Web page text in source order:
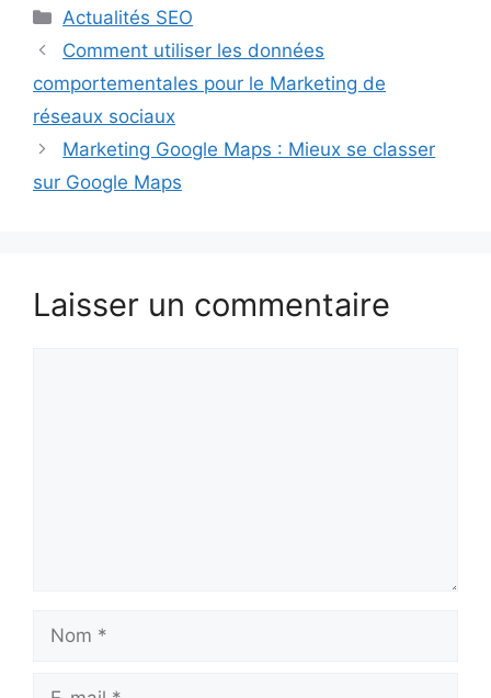
Catégories
Actualités SEO
Comment utiliser les données
comportementales pour le Marketing de
réseaux sociaux
Marketing Google Maps : Mieux se classer
sur Google Maps
Laisser un commentaire